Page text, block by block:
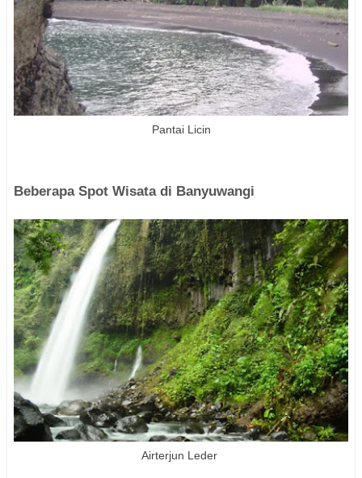
Pantai Licin
Beberapa Spot Wisata di Banyuwangi
Airterjun Leder